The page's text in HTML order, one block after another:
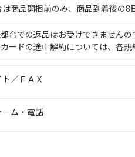
商品開梱前のみ、商品到着後の8
合での返品はお受けできませんの
ードの途中解約については、各規
／ＦＡＸ
ム・電話